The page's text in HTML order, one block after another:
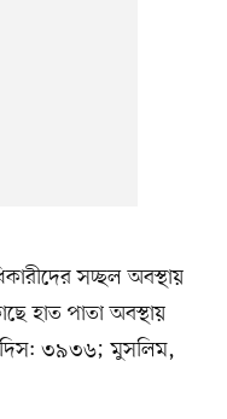
সচ্ছল অবস্থায়
হাত পাতা অবস্থায়
৩৯৩৬; মুসলিম,